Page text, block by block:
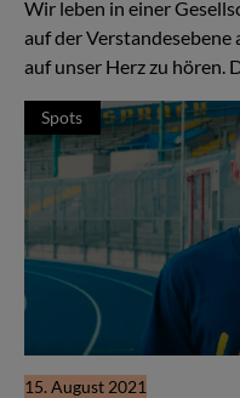
Wir leben in einer
auf der Verstandesebene
auf unser Herz zu hören.
Spots
15. August 2021